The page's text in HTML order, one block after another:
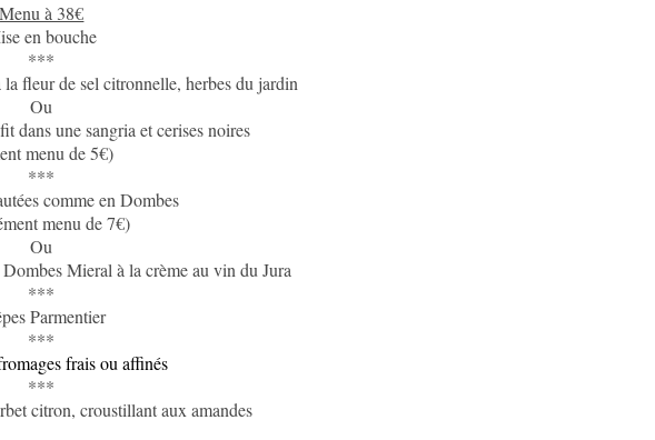
Menu à 38€
en bouche
***
fleur de sel citronnelle, herbes du jardin
Ou
dans une sangria et cerises noires
menu de 5€)
***
comme en Dombes
menu de 7€)
Ou
Mieral à la crème au vin du Jura
***
Parmentier
***
frais ou affinés
***
citron, croustillant aux amandes